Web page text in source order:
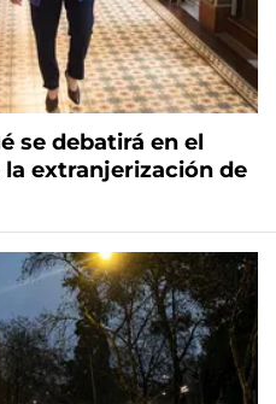
se debatirá en el
la extranjerización de